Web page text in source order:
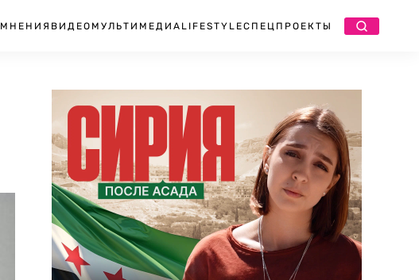
МНЕНИЯ ВИДЕО МУЛЬТИМЕДИА LIFESTYLEСПЕЦПРОЕКТЫ